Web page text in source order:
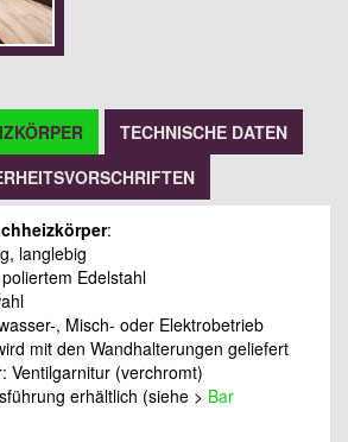
TECHNISCHE DATEN
:
langlebig
Edelstahl
, Misch- oder Elektrobetrieb
mit den Wandhalterungen geliefert
Ventilgarnitur (verchromt)
erhältlich (siehe > Bar